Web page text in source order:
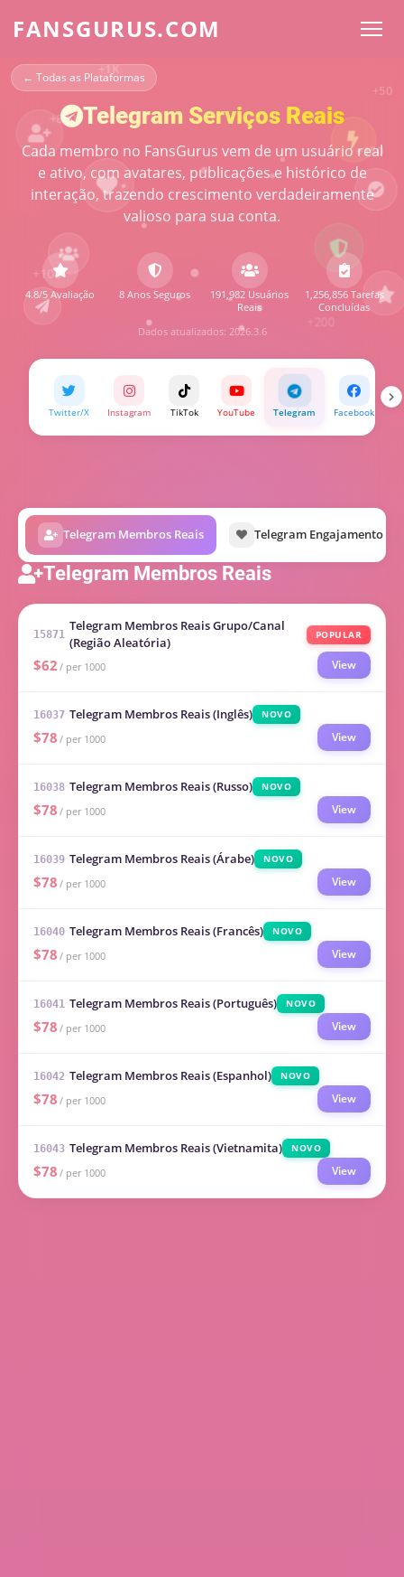
FANSGURUS.COM
← Todas as Plataformas
+100
+200
+2K
+50
Telegram Serviços Reais
Cada membro no FansGurus vem de um usuário real
e ativo, com avatares, publicações e histórico de
interação, trazendo crescimento verdadeiramente
valioso para sua conta.
4.8/5 Avaliação 8 Anos Seguros
191,982 Usuários
Reais
1,256,856 Tarefas
Concluídas
Dados atualizados: 2026.3.6
Twitter/X Instagram TikTok YouTube Telegram Facebook
Telegram Membros Reais Telegram Engajamento
Telegram Membros Reais
15871
Telegram Membros Reais Grupo/Canal
(Região Aleatória)
POPULAR
$62 / per 1000 View
16037 Telegram Membros Reais (Inglês) NOVO
$78 / per 1000 View
16038 Telegram Membros Reais (Russo) NOVO
$78 / per 1000 View
16039 Telegram Membros Reais (Árabe) NOVO
$78 / per 1000 View
16040 Telegram Membros Reais (Francês) NOVO
$78 / per 1000 View
16041 Telegram Membros Reais (Português) NOVO
$78 / per 1000 View
16042 Telegram Membros Reais (Espanhol) NOVO
$78 / per 1000 View
16043 Telegram Membros Reais (Vietnamita) NOVO
$78 / per 1000 View